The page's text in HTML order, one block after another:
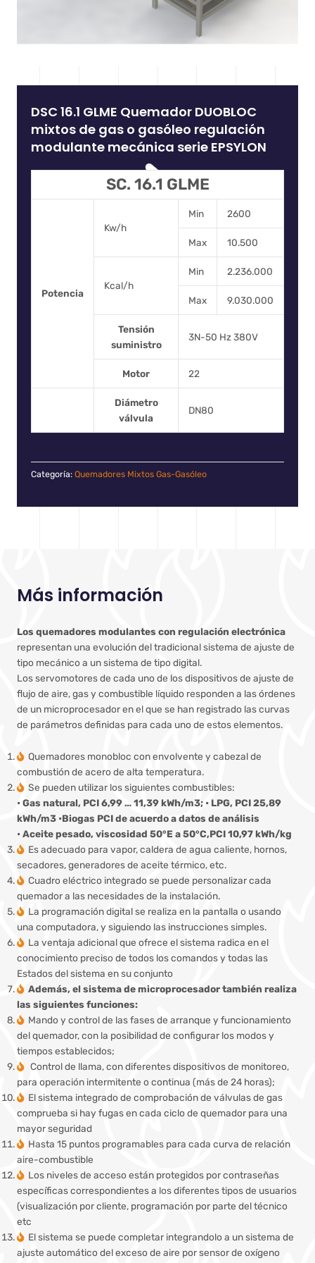
DSC 16.1 GLME Quemador DUOBLOC
mixtos de gas o gasóleo regulación
modulante mecánica serie EPSYLON
SC. 16.1 GLME
Potencia
Kw/h
Min 2600
Max 10.500
Kcal/h
Min 2.236.000
Max 9.030.000
Tensión
suministro
3N-50 Hz 380V
Motor 22
Diámetro
válvula
DN80
Categoría: Quemadores Mixtos Gas-Gasóleo
Más información
Los quemadores modulantes con regulación electrónica
representan una evolución del tradicional sistema de ajuste de
tipo mecánico a un sistema de tipo digital.
Los servomotores de cada uno de los dispositivos de ajuste de
flujo de aire, gas y combustible líquido responden a las órdenes
de un microprocesador en el que se han registrado las curvas
de parámetros definidas para cada uno de estos elementos.
Quemadores monobloc con envolvente y cabezal de
combustión de acero de alta temperatura.
Se pueden utilizar los siguientes combustibles:
• Gas natural, PCI 6,99 … 11,39 kWh/m3; • LPG, PCI 25,89
kWh/m3 •Biogas PCI de acuerdo a datos de análisis
• Aceite pesado, viscosidad 50°E a 50°C,PCI 10,97 kWh/kg
Es adecuado para vapor, caldera de agua caliente, hornos,
secadores, generadores de aceite térmico, etc.
Cuadro eléctrico integrado se puede personalizar cada
quemador a las necesidades de la instalación.
La programación digital se realiza en la pantalla o usando
una computadora, y siguiendo las instrucciones simples.
La ventaja adicional que ofrece el sistema radica en el
conocimiento preciso de todos los comandos y todas las
Estados del sistema en su conjunto
Además, el sistema de microprocesador también realiza
las siguientes funciones:
Mando y control de las fases de arranque y funcionamiento
del quemador, con la posibilidad de configurar los modos y
tiempos establecidos;
Control de llama, con diferentes dispositivos de monitoreo,
para operación intermitente o continua (más de 24 horas);
El sistema integrado de comprobación de válvulas de gas
comprueba si hay fugas en cada ciclo de quemador para una
mayor seguridad
Hasta 15 puntos programables para cada curva de relación
aire-combustible
Los niveles de acceso están protegidos por contraseñas
específicas correspondientes a los diferentes tipos de usuarios
(visualización por cliente, programación por parte del técnico
etc
El sistema se puede completar integrandolo a un sistema de
ajuste automático del exceso de aire por sensor de oxígeno